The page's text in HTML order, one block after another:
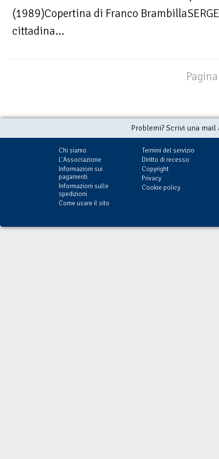
(1989)Copertina di Franco
cittadina...
Problemi? Scrivi una
Chi siamo
L'Associazione
Informazioni sui
pagamenti
Informazioni sulle
spedizioni
Come usare il sito
Termini del servizio
Diritto di recesso
Copyright
Privacy
Cookie policy